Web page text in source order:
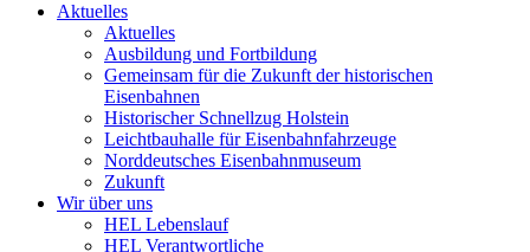
Aktuelles
Aktuelles
Ausbildung und Fortbildung
Gemeinsam für die Zukunft der historischen
Eisenbahnen
Historischer Schnellzug Holstein
Leichtbauhalle für Eisenbahnfahrzeuge
Norddeutsches Eisenbahnmuseum
Zukunft
Wir über uns
HEL Lebenslauf
HEL Verantwortliche